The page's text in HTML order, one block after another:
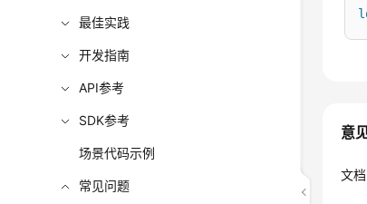
最佳实践
开发指南
API参考
SDK参考
场景代码示例
常见问题
意
文